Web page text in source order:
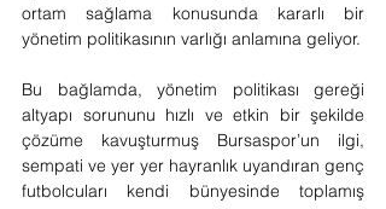
ortam sağlama konusunda kararlı bir
yönetim politikasının varlığı anlamına geliyor.
Bu bağlamda, yönetim politikası gereği
altyapı sorununu hızlı ve etkin bir şekilde
çözüme kavuşturmuş Bursaspor’un ilgi,
sempati ve yer yer hayranlık uyandıran genç
futbolcuları kendi bünyesinde toplamış